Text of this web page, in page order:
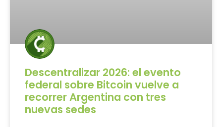
Descentralizar 2026: el evento
federal sobre Bitcoin vuelve a
recorrer Argentina con tres
nuevas sedes